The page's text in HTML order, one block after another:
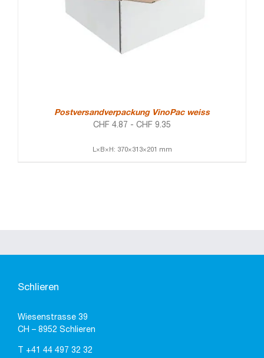
Postversandverpackung VinoPac weiss
CHF 4.87 - CHF 9.35
L×B×H: 370×313×201 mm
Schlieren
Wiesenstrasse 39
CH – 8952 Schlieren
+41 44 497 32 32